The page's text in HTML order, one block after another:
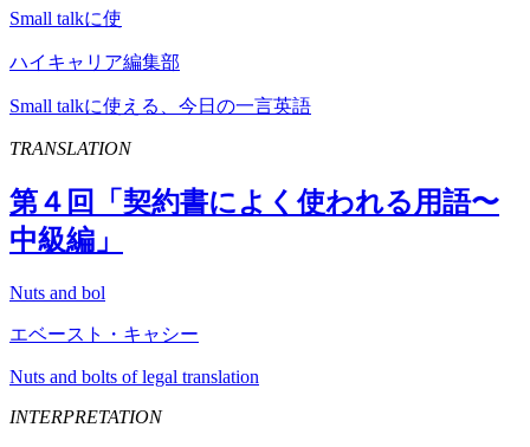
Small talkに使
ハイキャリア編集部
Small talkに使える、今日の一言英語
TRANSLATION
第４回「契約書によく使われる用語〜
中級編」
Nuts and bol
エベースト・キャシー
Nuts and bolts of legal translation
INTERPRETATION